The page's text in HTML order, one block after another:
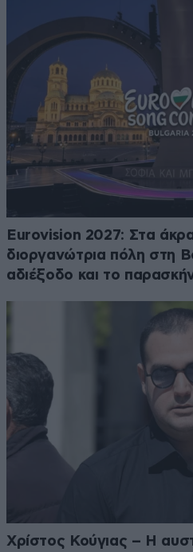
Eurovision 2027: Στα
διοργανώτρια πόλη στη
αδιέξοδο και το
Χρίστος Κούγιας – Η